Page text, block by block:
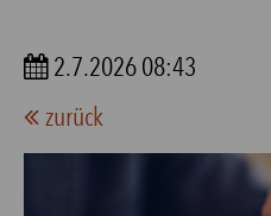
2.7.2026 08:43
zurück